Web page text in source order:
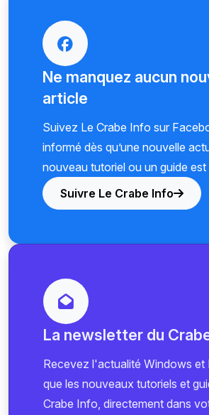
Ne manquez aucun
article
Suivez Le Crabe Info sur
informé dès qu’une nouvelle
nouveau tutoriel ou un guide est
Suivre Le Crabe Info
La newsletter du
Recevez l'actualité Windows et
que les nouveaux tutoriels et
Crabe Info, directement dans